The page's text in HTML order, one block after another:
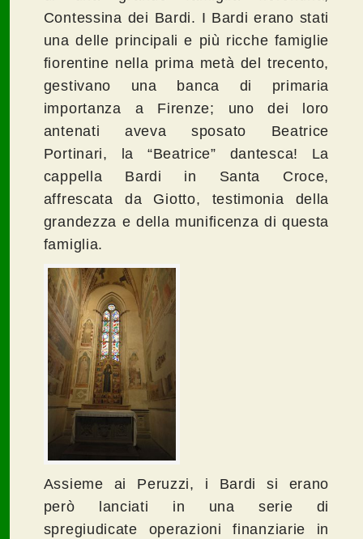
Contessina dei Bardi. I Bardi erano stati
una delle principali e più ricche famiglie
fiorentine nella prima metà del trecento,
gestivano una banca di primaria
importanza a Firenze; uno dei loro
antenati aveva sposato Beatrice
Portinari, la “Beatrice” dantesca! La
cappella Bardi in Santa Croce,
affrescata da Giotto, testimonia della
grandezza e della munificenza di questa
famiglia.
Assieme ai Peruzzi, i Bardi si erano
però lanciati in una serie di
spregiudicate operazioni finanziarie in